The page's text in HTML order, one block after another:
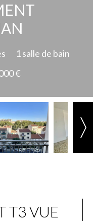
1 salle de bain
€
T3 VUE